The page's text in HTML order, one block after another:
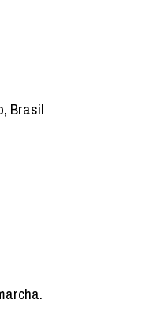
Brasil